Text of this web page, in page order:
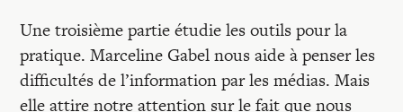
Une troisième partie étudie les outils pour la
pratique. Marceline Gabel nous aide à penser les
difficultés de l’information par les médias. Mais
elle attire notre attention sur le fait que nous